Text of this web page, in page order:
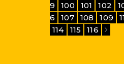
9
100 101 102
6
107 108 109
114
115 116